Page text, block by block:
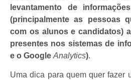
levantamento de
(principalmente as pessoas
com os alunos e candidatos)
presentes nos sistemas de
e o Google Analytics).
Uma dica para quem quer fazer